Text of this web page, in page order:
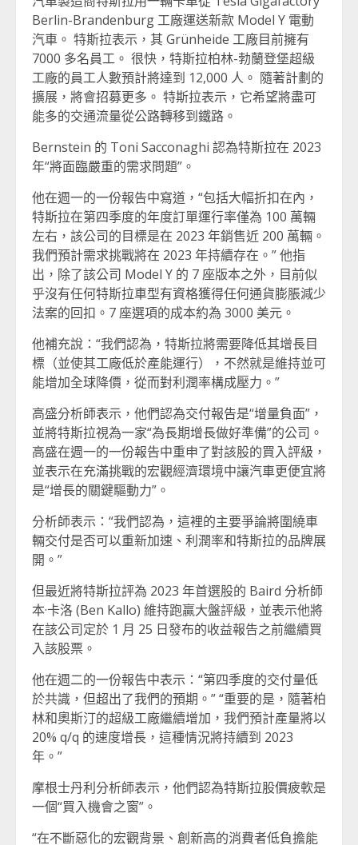
Berlin-Brandenburg 工廠運送新款 Model Y 電動
汽車。 特斯拉表示，其 Grünheide 工廠目前擁有
7000 多名員工。 很快，特斯拉柏林-勃蘭登堡超級
工廠的員工人數預計將達到 12,000 人。 隨著計劃的
擴展，將會招募更多。 特斯拉表示，它希望將盡可
能多的交通流量從公路轉移到鐵路。
Bernstein 的 Toni Sacconaghi 認為特斯拉在 2023
年“將面臨嚴重的需求問題”。
他在週一的一份報告中寫道，“包括大幅折扣在內，
特斯拉在第四季度的年度訂單運行率僅為 100 萬輛
左右，該公司的目標是在 2023 年銷售近 200 萬輛。
我們預計需求挑戰將在 2023 年持續存在。” 他指
出，除了該公司 Model Y 的 7 座版本之外，目前似
乎沒有任何特斯拉車型有資格獲得任何通貨膨脹減少
法案的回扣。7 座選項的成本約為 3000 美元。
他補充說：“我們認為，特斯拉將需要降低其增長目
標（並使其工廠低於產能運行），不然就是維持並可
能增加全球降價，從而對利潤率構成壓力。”
高盛分析師表示，他們認為交付報告是“增量負面”，
並將特斯拉視為一家“為長期增長做好準備”的公司。
高盛在週一的一份報告中重申了對該股的買入評級，
並表示在充滿挑戰的宏觀經濟環境中讓汽車更便宜將
是“增長的關鍵驅動力”。
分析師表示：“我們認為，這裡的主要爭論將圍繞車
輛交付是否可以重新加速、利潤率和特斯拉的品牌展
開。”
但最近將特斯拉評為 2023 年首選股的 Baird 分析師
本·卡洛 (Ben Kallo) 維持跑贏大盤評級，並表示他將
在該公司定於 1 月 25 日發布的收益報告之前繼續買
入該股票。
他在週二的一份報告中表示：“第四季度的交付量低
於共識，但超出了我們的預期。” “重要的是，隨著柏
林和奧斯汀的超級工廠繼續增加，我們預計產量將以
20% q/q 的速度增長，這種情況將持續到 2023
年。”
摩根士丹利分析師表示，他們認為特斯拉股價疲軟是
一個“買入機會之窗”。
“在不斷惡化的宏觀背景、創新高的消費者低負擔能